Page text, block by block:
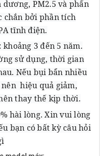
PM2.5 và phấn
chắn bởi phần tích
tĩnh điện.
3 đến 5 năm.
sử dụng, thời gian
Nếu bụi bẩn nhiều
hiệu quả giảm,
thay thế kịp thời.
hài lòng. Xin vui lòng
bạn có bất kỳ câu hỏi